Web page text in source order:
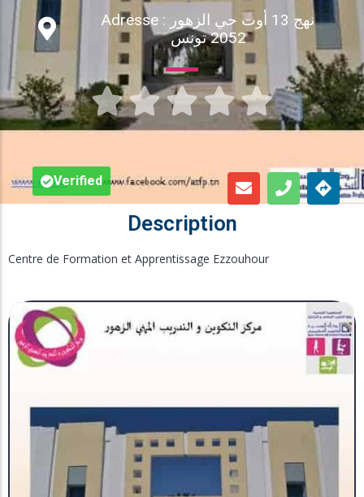
Inscription en Ligne
Bourses
Foire aux Questions
Adresse : نهج 13 أوت حي الزهور
2052 تونس

Verified
Description
Centre de Formation et Apprentissage Ezzouhour